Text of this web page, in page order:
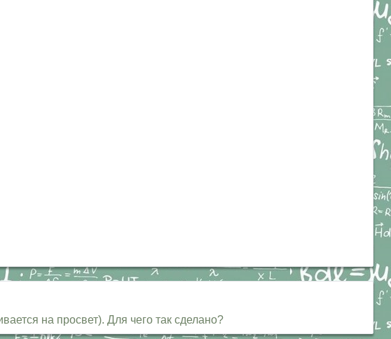
на просвет). Для чего так сделано?